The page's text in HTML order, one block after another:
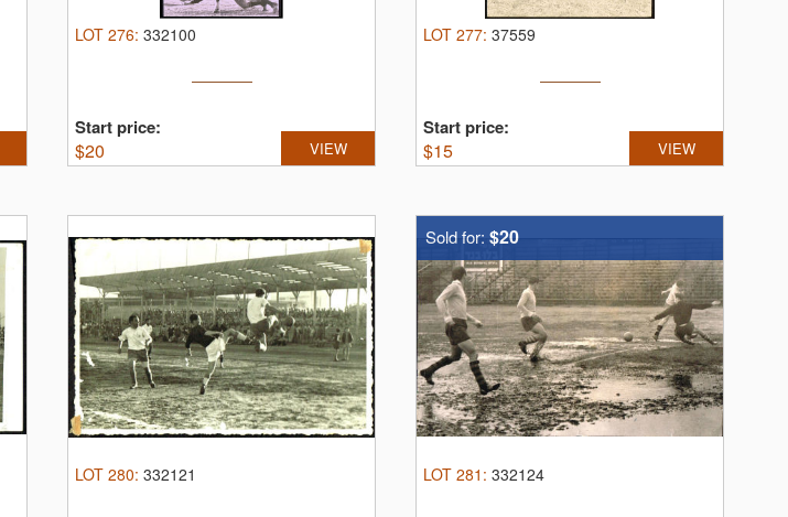
LOT 276: 332100
Start price:
$20 VIEW
LOT 277: 37559
Start price:
$15 VIEW
LOT 280: 332121
Sold for: $20
LOT 281 : 332124